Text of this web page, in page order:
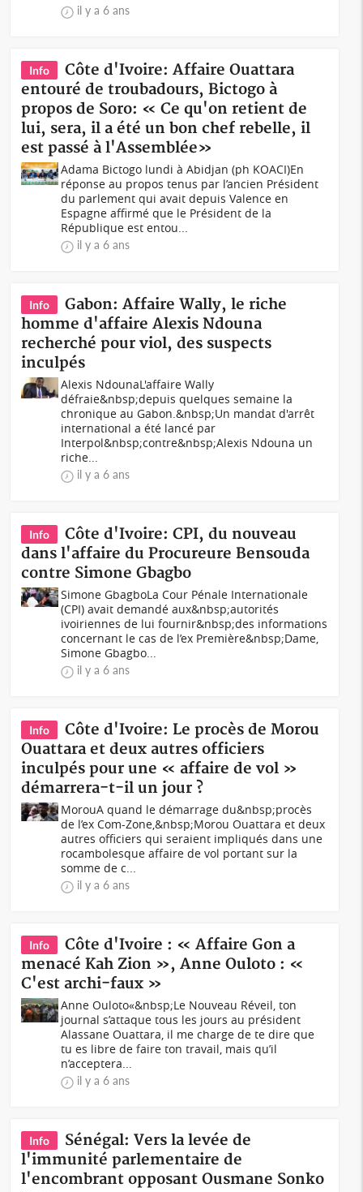
il y a 6 ans
Info
Côte d'Ivoire: Affaire Ouattara
entouré de troubadours, Bictogo à
propos de Soro: « Ce qu'on retient de
lui, sera, il a été un bon chef rebelle, il
est passé à l'Assemblée»
Adama Bictogo lundi à Abidjan (ph KOACI)En
réponse au propos tenus par l’ancien Président
du parlement qui avait depuis Valence en
Espagne affirmé que le Président de la
République est entou...
il y a 6 ans
Info
Gabon: Affaire Wally, le riche
homme d'affaire Alexis Ndouna
recherché pour viol, des suspects
inculpés
Alexis NdounaL'affaire Wally
défraie&nbsp;depuis quelques semaine la
chronique au Gabon.&nbsp;Un mandat d'arrêt
international a été lancé par
Interpol&nbsp;contre&nbsp;Alexis Ndouna un
riche...
il y a 6 ans
Info
Côte d'Ivoire: CPI, du nouveau
dans l'affaire du Procureure Bensouda
contre Simone Gbagbo
Simone GbagboLa Cour Pénale Internationale
(CPI) avait demandé aux&nbsp;autorités
ivoiriennes de lui fournir&nbsp;des informations
concernant le cas de l’ex Première&nbsp;Dame,
Simone Gbagbo...
il y a 6 ans
Info
Côte d'Ivoire: Le procès de Morou
Ouattara et deux autres officiers
inculpés pour une « affaire de vol »
démarrera-t-il un jour ?
MorouA quand le démarrage du&nbsp;procès
de l’ex Com-Zone,&nbsp;Morou Ouattara et deux
autres officiers qui seraient impliqués dans une
rocambolesque affaire de vol portant sur la
somme de c...
il y a 6 ans
Info
Côte d'Ivoire : « Affaire Gon a
menacé Kah Zion », Anne Ouloto : «
C'est archi-faux »
Anne Ouloto«&nbsp;Le Nouveau Réveil, ton
journal s’attaque tous les jours au président
Alassane Ouattara, il me charge de te dire que
tu es libre de faire ton travail, mais qu’il
n’acceptera...
il y a 6 ans
Info
Sénégal: Vers la levée de
l'immunité parlementaire de
l'encombrant opposant Ousmane Sonko